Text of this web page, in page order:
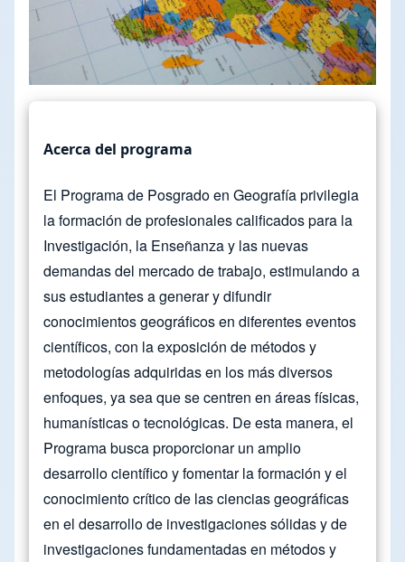
Acerca del programa
El Programa de Posgrado en Geografía privilegia
la formación de profesionales calificados para la
Investigación, la Enseñanza y las nuevas
demandas del mercado de trabajo, estimulando a
sus estudiantes a generar y difundir
conocimientos geográficos en diferentes eventos
científicos, con la exposición de métodos y
metodologías adquiridas en los más diversos
enfoques, ya sea que se centren en áreas físicas,
humanísticas o tecnológicas. De esta manera, el
Programa busca proporcionar un amplio
desarrollo científico y fomentar la formación y el
conocimiento crítico de las ciencias geográficas
en el desarrollo de investigaciones sólidas y de
investigaciones fundamentadas en métodos y